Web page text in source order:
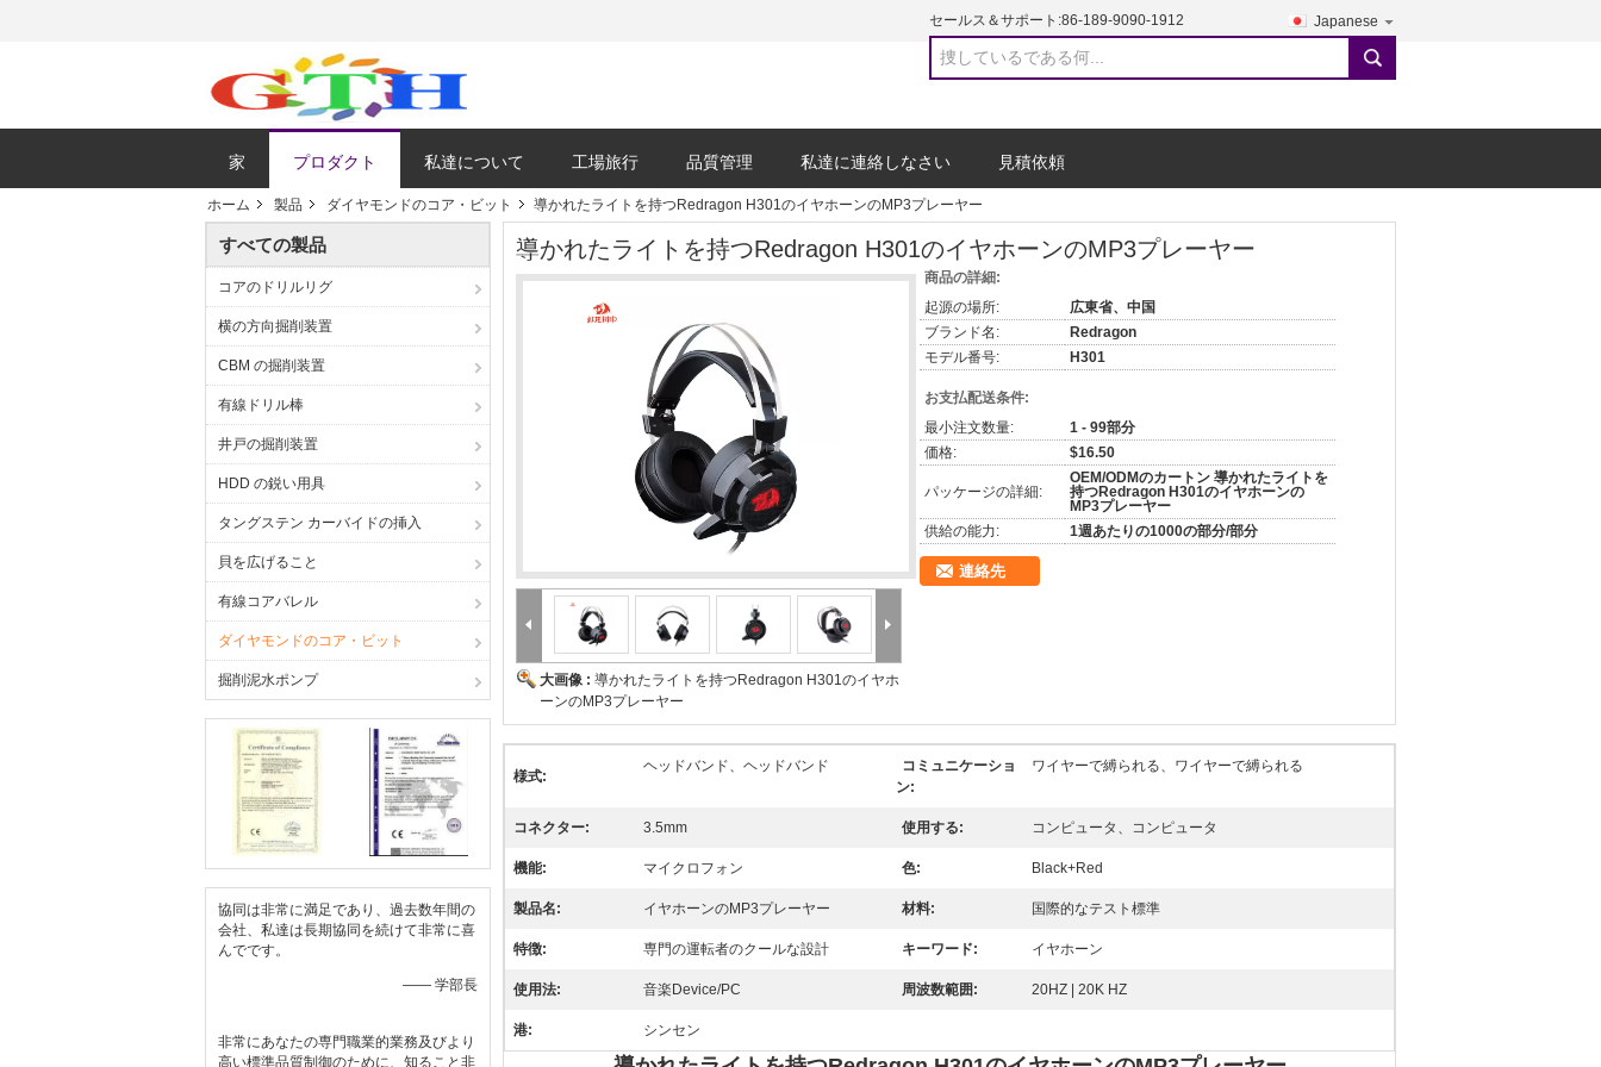
セールス＆サポート:86-189-9090-1912 Japanese
search
家 プロダクト 私達について 工場旅行 品質管理 私達に連絡しなさい 見積依頼
ホーム 製品 ダイヤモンドのコア・ビット 導かれたライトを持つRedragon H301のイヤホーンのMP3プレーヤー
すべての製品
コアのドリルリグ
横の方向掘削装置
CBM の掘削装置
有線ドリル棒
井戸の掘削装置
HDD の鋭い用具
タングステン カーバイドの挿入
貝を広げること
有線コアバレル
ダイヤモンドのコア・ビット
掘削泥水ポンプ
協同は非常に満足であり、過去数年間の
会社、私達は長期協同を続けて非常に喜
んでです。
—— 学部長
非常にあなたの専門職業的業務及びより
高い標準品質制御のために、知ること非
導かれたライトを持つRedragon H301のイヤホーンのMP3プレーヤー
大画像 : 導かれたライトを持つRedragon H301のイヤホ
ーンのMP3プレーヤー
商品の詳細:
起源の場所:
広東省、中国
ブランド名:
Redragon
モデル番号:
H301
お支払配送条件:
最小注文数量:
1 - 99部分
価格:
$16.50
パッケージの詳細:
OEM/ODMのカートン 導かれたライトを
持つRedragon H301のイヤホーンの
MP3プレーヤー
供給の能力:
1週あたりの1000の部分/部分
連絡先
様式:
ヘッドバンド、ヘッドバンド
コミュニケーショ
ン:
ワイヤーで縛られる、ワイヤーで縛られる
コネクター: 3.5mm 使用する: コンピュータ、コンピュータ
機能: マイクロフォン 色: Black+Red
製品名: イヤホーンのMP3プレーヤー 材料: 国際的なテスト標準
特徴: 専門の運転者のクールな設計 キーワード: イヤホーン
使用法: 音楽Device/PC 周波数範囲: 20HZ | 20K HZ
港: シンセン